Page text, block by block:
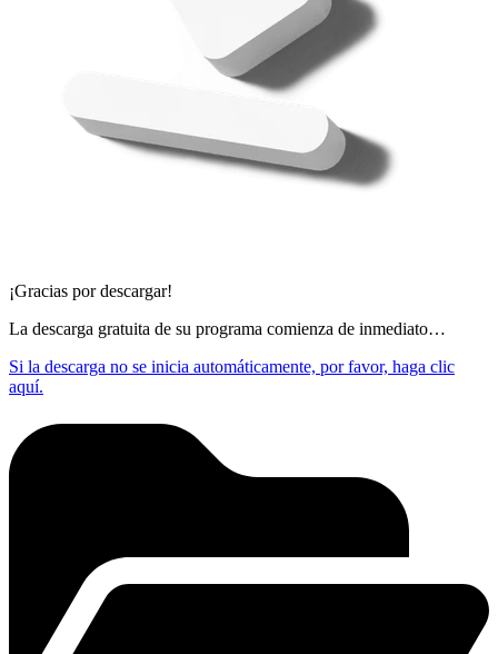
¡Gracias por descargar!
La descarga gratuita de su programa comienza de inmediato…
Si la descarga no se inicia automáticamente, por favor, haga clic
aquí.